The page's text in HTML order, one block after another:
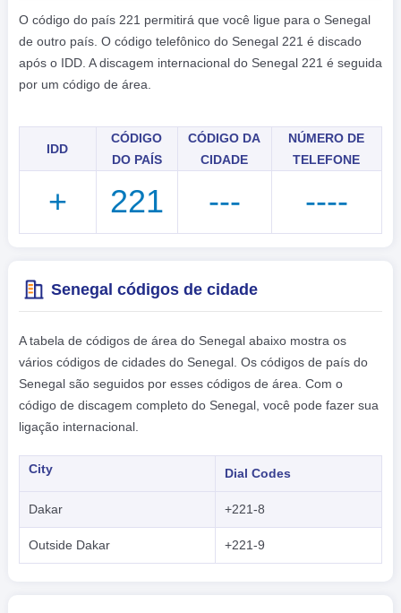
O código do país 221 permitirá que você ligue para o Senegal
de outro país. O código telefônico do Senegal 221 é discado
após o IDD. A discagem internacional do Senegal 221 é seguida
por um código de área.
IDD
CÓDIGO
DO PAÍS
CÓDIGO DA
CIDADE
NÚMERO DE
TELEFONE
+ 221 --- ----
Senegal códigos de cidade
A tabela de códigos de área do Senegal abaixo mostra os
vários códigos de cidades do Senegal. Os códigos de país do
Senegal são seguidos por esses códigos de área. Com o
código de discagem completo do Senegal, você pode fazer sua
ligação internacional.
City Dial Codes
Dakar +221-8
Outside Dakar +221-9